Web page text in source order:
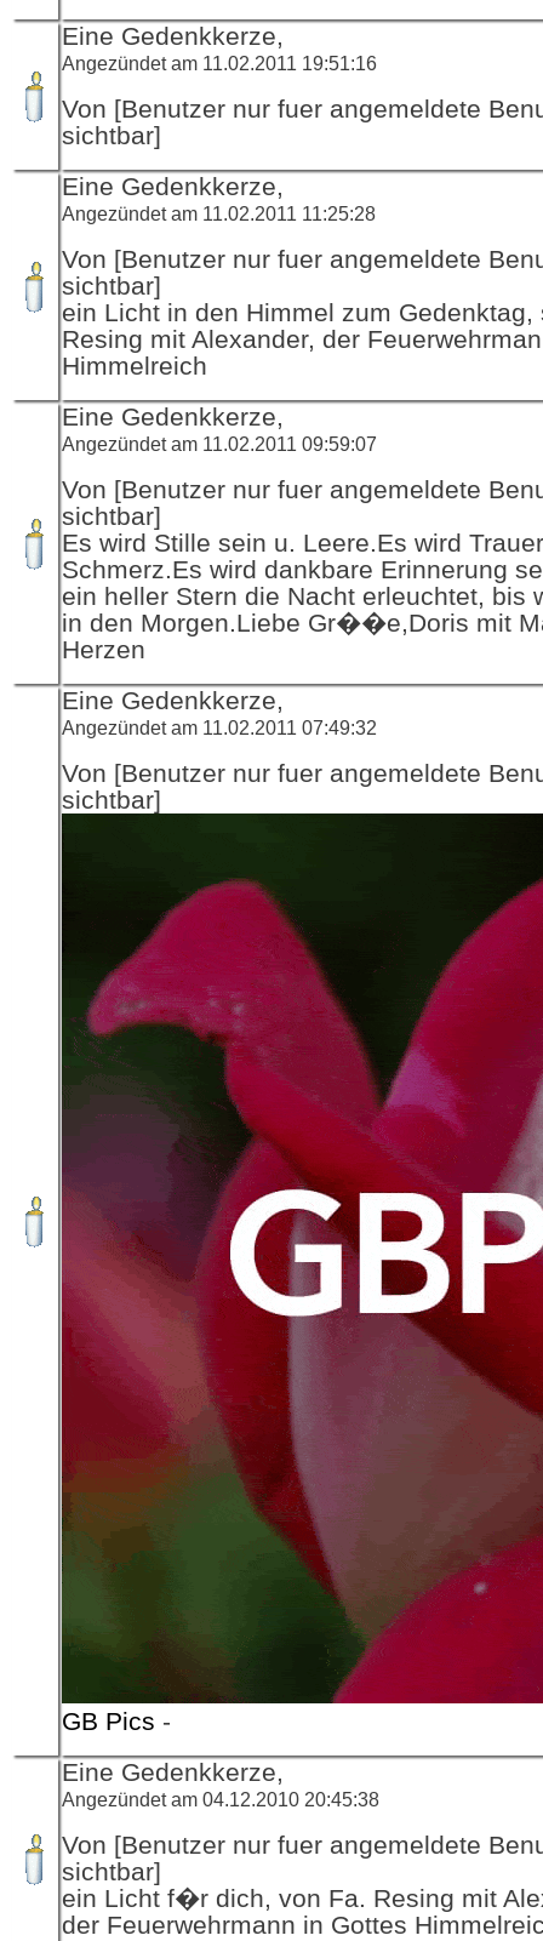
Eine Gedenkkerze,
Angezündet am 11.02.2011 19:51:16
Von [Benutzer nur fuer angemeldete
sichtbar]
Eine Gedenkkerze,
Angezündet am 11.02.2011 11:25:28
Von [Benutzer nur fuer angemeldete
sichtbar]
ein Licht in den Himmel zum Gedenktag,
Resing mit Alexander, der
Himmelreich
Eine Gedenkkerze,
Angezündet am 11.02.2011 09:59:07
Von [Benutzer nur fuer angemeldete
sichtbar]
Es wird Stille sein u. Leere.Es wird
Schmerz.Es wird dankbare Erinnerung
ein heller Stern die Nacht erleuchtet, bis
in den Morgen.Liebe Gr��e,Doris mit
Herzen
Eine Gedenkkerze,
Angezündet am 11.02.2011 07:49:32
Von [Benutzer nur fuer angemeldete
sichtbar]
GB Pics -
Eine Gedenkkerze,
Angezündet am 04.12.2010 20:45:38
Von [Benutzer nur fuer angemeldete
sichtbar]
ein Licht f�r dich, von Fa. Resing mit
der Feuerwehrmann in Gottes